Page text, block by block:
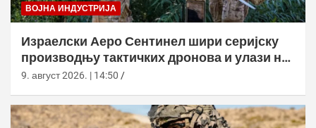
ВОЈНА ИНДУСТРИЈА
Израелски Аеро Сентинел шири серијску
производњу тактичких дронова и улази на
нова тржишта
9. август 2026. | 14:50